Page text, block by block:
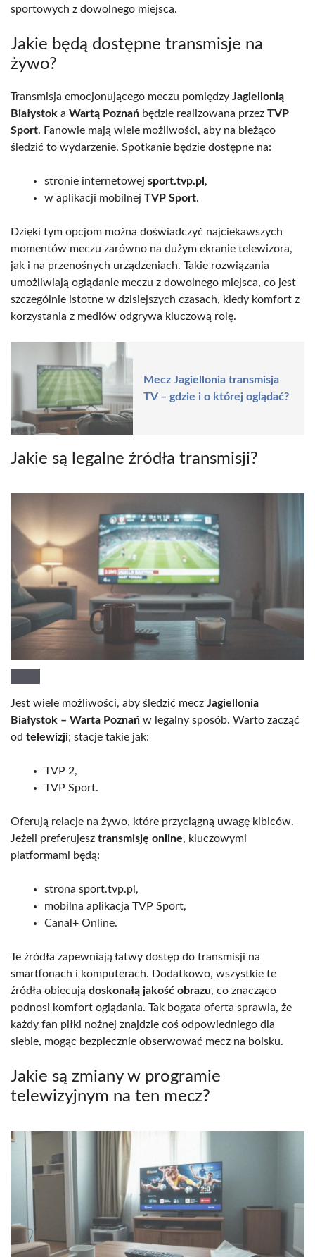
sportowych z dowolnego miejsca.
Jakie będą dostępne transmisje na
żywo?
Transmisja emocjonującego meczu pomiędzy Jagiellonią
Białystok a Wartą Poznań będzie realizowana przez TVP
Sport. Fanowie mają wiele możliwości, aby na bieżąco
śledzić to wydarzenie. Spotkanie będzie dostępne na:
stronie internetowej sport.tvp.pl,
w aplikacji mobilnej TVP Sport.
Dzięki tym opcjom można doświadczyć najciekawszych
momentów meczu zarówno na dużym ekranie telewizora,
jak i na przenośnych urządzeniach. Takie rozwiązania
umożliwiają oglądanie meczu z dowolnego miejsca, co jest
szczególnie istotne w dzisiejszych czasach, kiedy komfort z
korzystania z mediów odgrywa kluczową rolę.
Mecz Jagiellonia transmisja
TV – gdzie i o której oglądać?
Jakie są legalne źródła transmisji?
Jest wiele możliwości, aby śledzić mecz Jagiellonia
Białystok – Warta Poznań w legalny sposób. Warto zacząć
od telewizji; stacje takie jak:
TVP 2,
TVP Sport.
Oferują relacje na żywo, które przyciągną uwagę kibiców.
Jeżeli preferujesz transmisję online, kluczowymi
platformami będą:
strona sport.tvp.pl,
mobilna aplikacja TVP Sport,
Canal+ Online.
Te źródła zapewniają łatwy dostęp do transmisji na
smartfonach i komputerach. Dodatkowo, wszystkie te
źródła obiecują doskonałą jakość obrazu, co znacząco
podnosi komfort oglądania. Tak bogata oferta sprawia, że
każdy fan piłki nożnej znajdzie coś odpowiedniego dla
siebie, mogąc bezpiecznie obserwować mecz na boisku.
Jakie są zmiany w programie
telewizyjnym na ten mecz?